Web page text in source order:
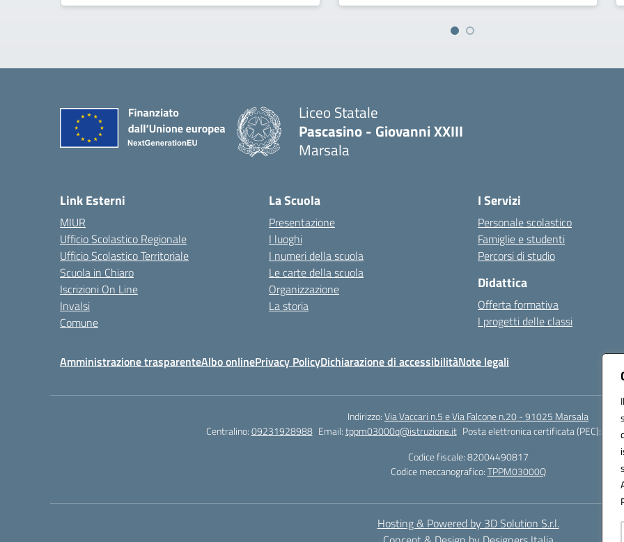
Liceo Statale
Pascasino - Giovanni XXIII
Marsala
Link Esterni
MIUR
Ufficio Scolastico Regionale
Ufficio Scolastico Territoriale
Scuola in Chiaro
Iscrizioni On Line
Invalsi
Comune
La Scuola
Presentazione
I luoghi
I numeri della scuola
Le carte della scuola
Organizzazione
La storia
I Servizi
Personale scolastico
Famiglie e studenti
Percorsi di studio
Didattica
Offerta formativa
I progetti delle classi
Amministrazione trasparenteAlbo onlinePrivacy PolicyDichiarazione di accessibilitàNote legali
Indirizzo:Via Vaccari n.5 e Via Falcone n.20 - 91025 Marsala
Centralino:09231928988 Email:tppm03000q@istruzione.it Posta elettronica certificata (PEC):
Codice fiscale: 82004490817
Codice meccanografico:TPPM03000Q
Hosting & Powered by 3D Solution S.r.l.